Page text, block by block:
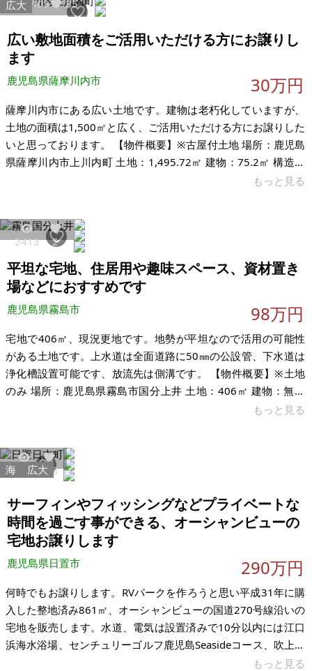
533.00㎡ 建物：なし 構造： 現況：草木繁茂 希望価格：60万円
となります。
7405 35
広大
広い敷地面積をご活用いただける方にお譲りし
ます
鹿児島県薩摩川内市 30万円
薩摩川内市にある広い土地です。建物は老朽化していますが、
土地の面積は1,500㎡と広く、ご活用いただける方にお譲りした
いと思っております。 【物件概要】※古屋付土地 場所：鹿児島
県薩摩川内市上川内町 土地：1,495.72㎡ 建物：75.2㎡ 構造：
と実際の取引価格とが異なる価格にて商談合意される場合もあ
ります。 ※物件を安く購入しても、購入後の維持費（税金、修
繕費など）のほうが多くかかる場合もあります
もっと見る
2413 2
平坦な宅地、住居用や趣味スペース、資材置き
場などにおすすめです
鹿児島県霧島市 98万円
宅地で406㎡、現況更地です。地勢が平坦なので活用の可能性
がある土地です。上水道は全面道路に50㎜の公設管、下水道は
浄化槽設置可能です、放流先は側溝です。 【物件概要】※土地
のみ 場所：鹿児島県霧島市国分上井 土地：406㎡ 建物：無し
構造：無し 現況：更地 希望価格：98万円（税込） ※現状有もっと見る
25199113
海 広大
サーフィンやフィッシングなどプライベートな
時間を過ごす事ができる、オーシャンビューの
宅地お譲りします
鹿児島県日置市 290万円
何時でもお譲りします。RVパークを作ろうと思い平成31年に購
入した整地済み861㎡、オーシャンビューの国道270号線沿いの
宅地を販売します。水道、電気は設置済みで10分以内には江口
浜海水浴場、センチュリーゴルフ鹿児島Seasideコース、吹上浜
まで歩いて2-3分でサーフィンやフィッシング、ボートライドな
もっと見る